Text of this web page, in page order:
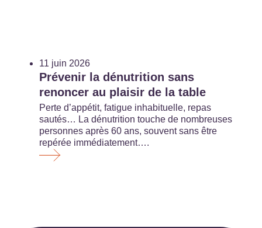
11 juin 2026
Prévenir la dénutrition sans
renoncer au plaisir de la table
Perte d’appétit, fatigue inhabituelle, repas
sautés… La dénutrition touche de nombreuses
personnes après 60 ans, souvent sans être
repérée immédiatement….